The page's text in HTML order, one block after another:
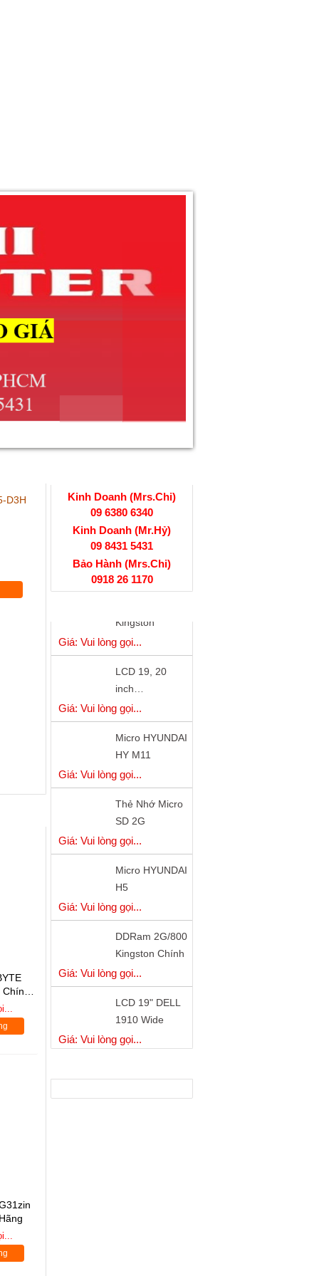
Kinh Doanh (Mrs.Chi)
09 6380 6340
Kinh Doanh (Mr.Hỷ)
09 8431 5431
Bảo Hành (Mrs.Chi)
0918 26 1170
Thẻ Nhớ SD
LCD 19, 20
GOOD - giá cực
tốt
Giá: Vui lòng gọi...
Micro HYUNDAI
Giá: Vui lòng gọi...
Thẻ Nhớ Micro
Giá: Vui lòng gọi...
Micro HYUNDAI
Giá: Vui lòng gọi...
DDRam 2G/800
Giá: Vui lòng gọi...
LCD 19" DELL
Giá: Vui lòng gọi...
Mainboard
D3H Ddram 3
Chính Hãng
Giá: Vui lòng gọi...
D3H